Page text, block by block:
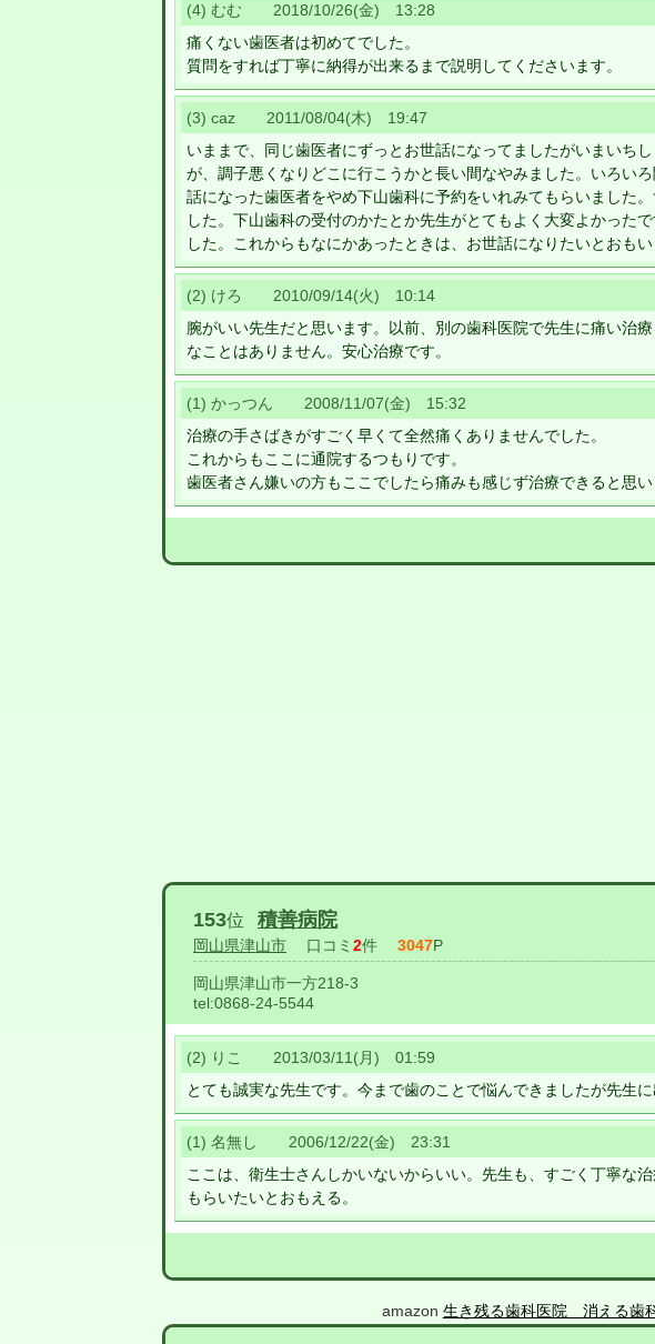
(4) むむ 2018/10/26(金) 13:28
痛くない歯医者は初めてでした。
質問をすれば丁寧に納得が出来るまで説明してくださいます。
(3) caz 2011/08/04(木) 19:47
いままで、同じ歯医者にずっとお世話になってましたがいまいち
が、調子悪くなりどこに行こうかと長い間なやみました。いろい
話になった歯医者をやめ下山歯科に予約をいれみてもらいました
した。下山歯科の受付のかたとか先生がとてもよく大変よかった
した。これからもなにかあったときは、お世話になりたいとおも
(2) けろ 2010/09/14(火) 10:14
腕がいい先生だと思います。以前、別の歯科医院で先生に痛い治
なことはありません。安心治療です。
(1) かっつん 2008/11/07(金) 15:32
治療の手さばきがすごく早くて全然痛くありませんでした。
これからもここに通院するつもりです。
歯医者さん嫌いの方もここでしたら痛みも感じず治療できると思
153位 積善病院
岡山県津山市 口コミ 2件 3047P
岡山県津山市一方218-3
tel:0868-24-5544
(2) りこ 2013/03/11(月) 01:59
とても誠実な先生です。今まで歯のことで悩んできましたが先生
(1) 名無し 2006/12/22(金) 23:31
ここは、衛生士さんしかいないからいい。先生も、すごく丁寧な
もらいたいとおもえる。
amazon 生き残る歯科医院 消える歯